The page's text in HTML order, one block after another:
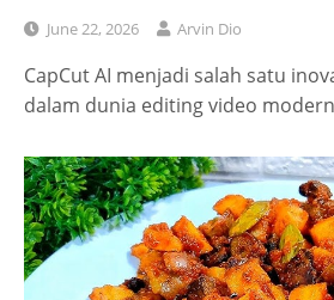
June 22, 2026 Arvin Dio
CapCut AI menjadi salah satu
dalam dunia editing video